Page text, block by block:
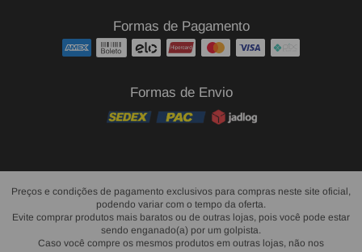
Formas de Pagamento
Formas de Envio
Preços e condições de pagamento exclusivos para compras neste site oficial,
podendo variar com o tempo da oferta.
Evite comprar produtos mais baratos ou de outras lojas, pois você pode estar
sendo enganado(a) por um golpista.
Caso você compre os mesmos produtos em outras lojas, não nos